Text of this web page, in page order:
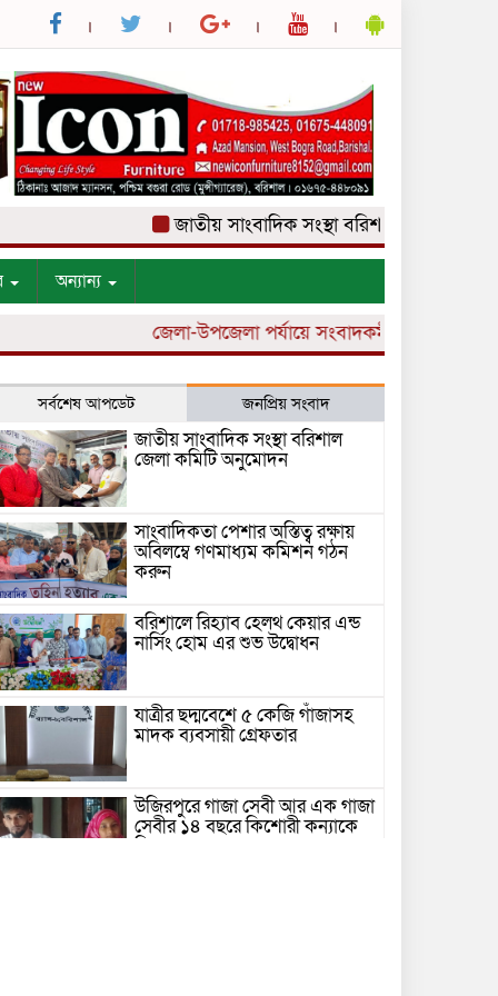
জাতীয় সাংবাদিক সংস্থা বরিশাল জেলা কমিটি
অন্যান্য
জেলা-উপজেলা পর্যায়ে সংবাদকর্মী নিয়োগ চলছে।
সর্বশেষ আপডেট জনপ্রিয় সংবাদ
জাতীয় সাংবাদিক সংস্থা বরিশাল
জেলা কমিটি অনুমোদন
সাংবাদিকতা পেশার অস্তিত্ব রক্ষায়
অবিলম্বে গণমাধ্যম কমিশন গঠন
করুন
বরিশালে রিহ্যাব হেলথ কেয়ার এন্ড
নার্সিং হোম এর শুভ উদ্বোধন
যাত্রীর ছদ্মবেশে ৫ কেজি গাঁজাসহ
মাদক ব্যবসায়ী গ্রেফতার
উজিরপুরে গাজা সেবী আর এক গাজা
সেবীর ১৪ বছরে কিশোরী কন্যাকে
বিয়ে, এলাকায় তোলপাড়